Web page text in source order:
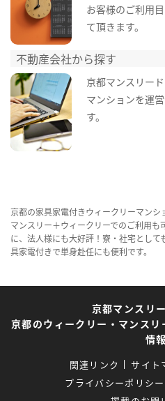
お客様のご利用
て頂きます。
不動産会社から探す
京都マンスリー
マンションを運
す。
京都の家具家電付きウィークリーマンシ
マンスリー＋ウィークリーでのご利用
に、法人様にも大好評！寮・社宅とし
具家電付きで単身赴任にも便利です。
京都マンスリ
京都のウィークリー・マンスリ
情報
関連リンク サイト
プライバシーポリシー